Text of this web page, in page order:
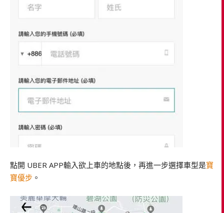
點開 UBER APP輸入欲上車的地點後，再進一步選擇車型是寶
寶優步 。